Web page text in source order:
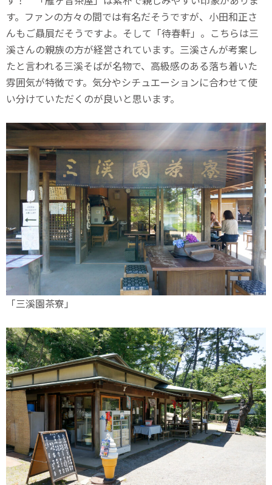
す。ファンの方々の間では有名だそうですが、小田和正さ
んもご贔屓だそうですよ。そして「待春軒」。こちらは三
溪さんの親族の方が経営されています。三溪さんが考案し
たと言われる三溪そばが名物で、高級感のある落ち着いた
雰囲気が特徴です。気分やシチュエーションに合わせて使
い分けていただくのが良いと思います。
「三溪園茶寮」